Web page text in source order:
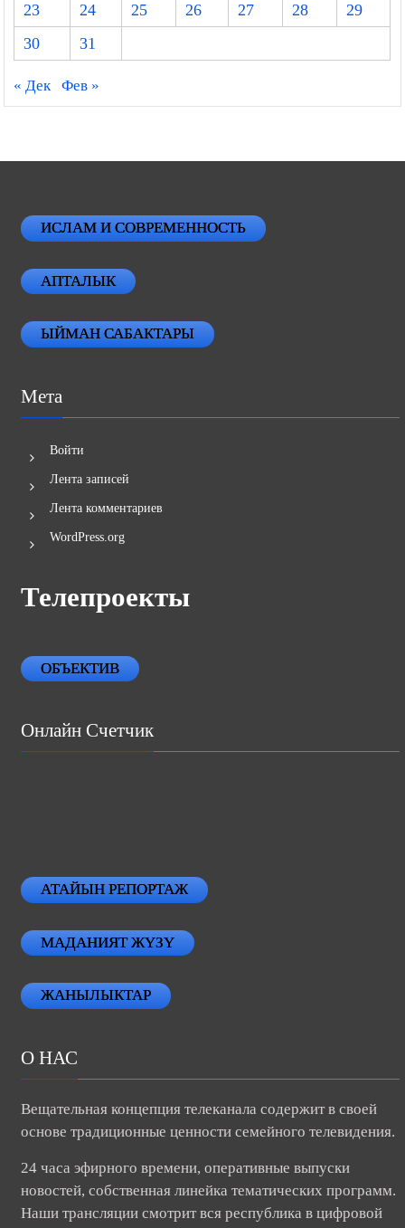
23
24 25 26 27 28
29
30
31
« Дек Фев »
ИСЛАМ И СОВРЕМЕННОСТЬ
АПТАЛЫК
ЫЙМАН САБАКТАРЫ
Мета
Войти
Лента записей
Лента комментариев
WordPress.org
Телепроекты
ОБЪЕКТИВ
Онлайн Счетчик
АТАЙЫН РЕПОРТАЖ
МАДАНИЯТ ЖҮЗҮ
ЖАНЫЛЫКТАР
О НАС
Вещательная концепция телеканала содержит в своей
основе традиционные ценности семейного телевидения.
24 часа эфирного времени, оперативные выпуски
новостей, собственная линейка тематических программ.
Наши трансляции смотрит вся республика в цифровой